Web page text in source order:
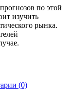
по этой
изучить
рынка.
(0)